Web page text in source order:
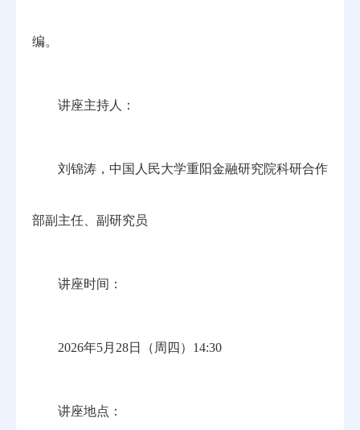
编。
讲座主持人：
刘锦涛，中国人民大学重阳金融研究院科研合作
部副主任、副研究员
讲座时间：
2026年5月28日（周四）14:30
讲座地点：